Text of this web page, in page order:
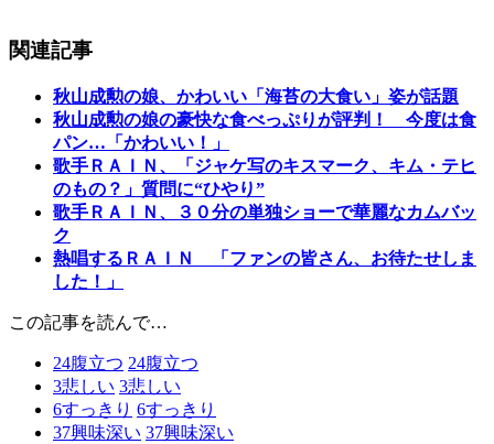
関連記事
秋山成勲の娘、かわいい「海苔の大食い」姿が話題
秋山成勲の娘の豪快な食べっぷりが評判！ 今度は食
パン…「かわいい！」
歌手ＲＡＩＮ、「ジャケ写のキスマーク、キム・テヒ
のもの？」質問に“ひやり”
歌手ＲＡＩＮ、３０分の単独ショーで華麗なカムバッ
ク
熱唱するＲＡＩＮ 「ファンの皆さん、お待たせしま
した！」
この記事を読んで…
24腹立つ 24腹立つ
3悲しい 3悲しい
6すっきり 6すっきり
37興味深い 37興味深い